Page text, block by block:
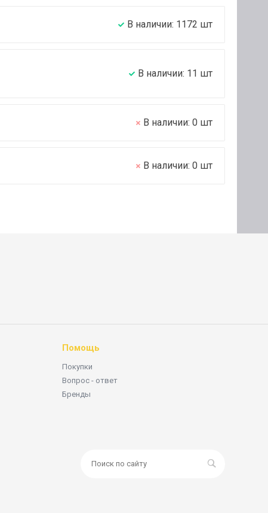
В наличии: 1172 шт
В наличии: 11 шт
В наличии: 0 шт
В наличии: 0 шт
Помощь
Покупки
Вопрос - ответ
Бренды